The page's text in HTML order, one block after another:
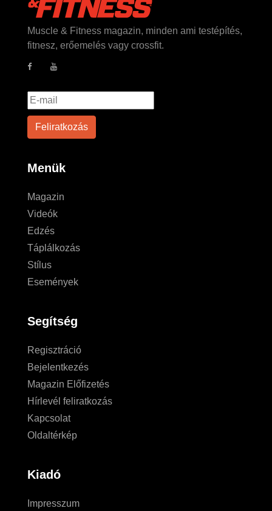
Muscle & Fitness magazin, minden ami testépítés,
fitnesz, erőemelés vagy crossfit.
Menük
Magazin
Videók
Edzés
Táplálkozás
Stílus
Események
Segítség
Regisztráció
Bejelentkezés
Magazin Előfizetés
Hírlevél feliratkozás
Kapcsolat
Oldaltérkép
Kiadó
Impresszum